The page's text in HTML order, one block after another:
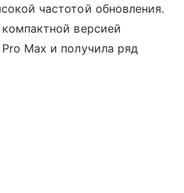
частотой обновления.
версией
Max и получила ряд